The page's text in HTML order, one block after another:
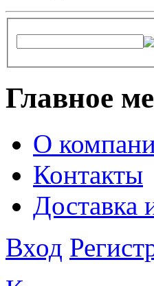
Главное
О
Контакты
Доставка
Вход